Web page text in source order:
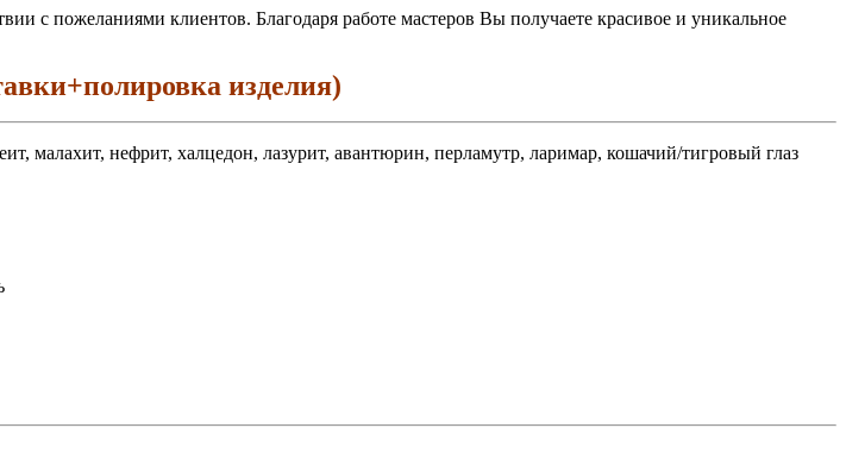
с пожеланиями клиентов. Благодаря работе мастеров Вы получаете красивое и уникальное
изделия)
малахит, нефрит, халцедон, лазурит, авантюрин, перламутр, ларимар, кошачий/тигровый глаз